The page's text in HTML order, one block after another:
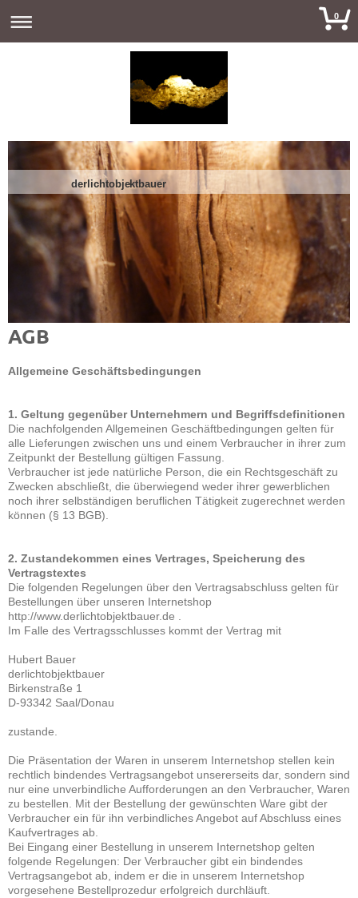
0
derlichtobjektbauer
AGB
Allgemeine Geschäftsbedingungen
1. Geltung gegenüber Unternehmern und Begriffsdefinitionen
Die nachfolgenden Allgemeinen Geschäftbedingungen gelten für
alle Lieferungen zwischen uns und einem Verbraucher in ihrer zum
Zeitpunkt der Bestellung gültigen Fassung.
Verbraucher ist jede natürliche Person, die ein Rechtsgeschäft zu
Zwecken abschließt, die überwiegend weder ihrer gewerblichen
noch ihrer selbständigen beruflichen Tätigkeit zugerechnet werden
können (§ 13 BGB).
2. Zustandekommen eines Vertrages, Speicherung des
Vertragstextes
Die folgenden Regelungen über den Vertragsabschluss gelten für
Bestellungen über unseren Internetshop
http://www.derlichtobjektbauer.de .
Im Falle des Vertragsschlusses kommt der Vertrag mit
Hubert Bauer
derlichtobjektbauer
Birkenstraße 1
D-93342 Saal/Donau
zustande.
Die Präsentation der Waren in unserem Internetshop stellen kein
rechtlich bindendes Vertragsangebot unsererseits dar, sondern sind
nur eine unverbindliche Aufforderungen an den Verbraucher, Waren
zu bestellen. Mit der Bestellung der gewünschten Ware gibt der
Verbraucher ein für ihn verbindliches Angebot auf Abschluss eines
Kaufvertrages ab.
Bei Eingang einer Bestellung in unserem Internetshop gelten
folgende Regelungen: Der Verbraucher gibt ein bindendes
Vertragsangebot ab, indem er die in unserem Internetshop
vorgesehene Bestellprozedur erfolgreich durchläuft.